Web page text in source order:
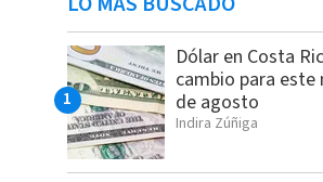
Dólar en Costa
cambio para este
de agosto
Indira Zúñiga